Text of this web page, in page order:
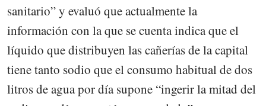
sanitario” y evaluó que actualmente la
información con la que se cuenta indica que el
líquido que distribuyen las cañerías de la capital
tiene tanto sodio que el consumo habitual de dos
litros de agua por día supone “ingerir la mitad del